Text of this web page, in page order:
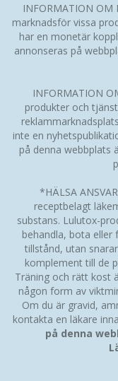
INFORMATION OM
marknadsför vissa
har en monetär
annonseras på
INFORMATION
produkter och
inte en
på denna webbplats
*HÄLSA
receptbelagt
substans. Lulutox-
behandla, bota eller
tillstånd, utan
komplement till de
Träning och rätt kost
någon form av
Om du är gravid,
kontakta en läkare
på denna